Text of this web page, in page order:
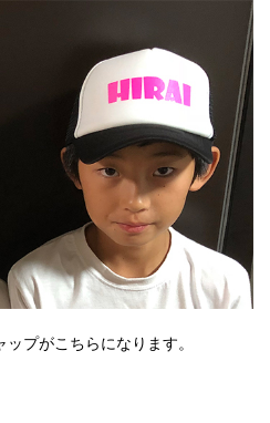
プがこちらになります。